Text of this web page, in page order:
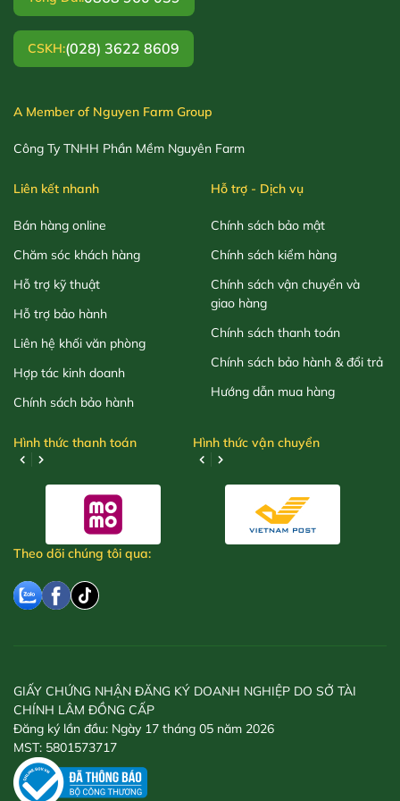
CSKH:(028) 3622 8609
A Member of Nguyen Farm Group
Công Ty TNHH Phần Mềm Nguyên Farm
Liên kết nhanh
Bán hàng online
Chăm sóc khách hàng
Hỗ trợ kỹ thuật
Hỗ trợ bảo hành
Liên hệ khối văn phòng
Hợp tác kinh doanh
Chính sách bảo hành
Hỗ trợ - Dịch vụ
Chính sách bảo mật
Chính sách kiểm hàng
Chính sách vận chuyển và
giao hàng
Chính sách thanh toán
Chính sách bảo hành & đổi trả
Hướng dẫn mua hàng
Hình thức thanh toán Hình thức vận chuyển
Theo dõi chúng tôi qua:
GIẤY CHỨNG NHẬN ĐĂNG KÝ DOANH NGHIỆP DO SỞ TÀI
CHÍNH LÂM ĐỒNG CẤP
Đăng ký lần đầu: Ngày 17 tháng 05 năm 2026
MST: 5801573717